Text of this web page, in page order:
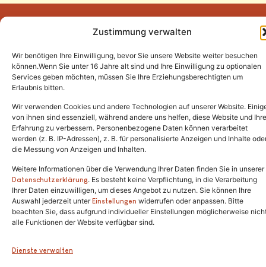
Zustimmung verwalten
Wir benötigen Ihre Einwilligung, bevor Sie unsere Website weiter besuchen
können.Wenn Sie unter 16 Jahre alt sind und Ihre Einwilligung zu optionalen
Services geben möchten, müssen Sie Ihre Erziehungsberechtigten um
Erlaubnis bitten.
Wir verwenden Cookies und andere Technologien auf unserer Website.
von ihnen sind essenziell, während andere uns helfen, diese Website und Ihre
Erfahrung zu verbessern. Personenbezogene Daten können verarbeitet
werden (z. B. IP-Adressen), z. B. für personalisierte Anzeigen und Inhalte
die Messung von Anzeigen und Inhalten.
Weitere Informationen über die Verwendung Ihrer Daten finden Sie in unserer
Datenschutzerklärung. Es besteht keine Verpflichtung, in die Verarbeitung
Ihrer Daten einzuwilligen, um dieses Angebot zu nutzen. Sie können Ihre
Auswahl jederzeit unterEinstellungen widerrufen oder anpassen. Bitte
beachten Sie, dass aufgrund individueller Einstellungen möglicherweise
alle Funktionen der Website verfügbar sind.
Dienste verwalten
Copyright © 2024. Alle Rechte vorbehalten.
Tel.:(02646) 915928
info@katzenschutzfreunde.de
Im Brandenfeld 22
53426 Schalkenbach